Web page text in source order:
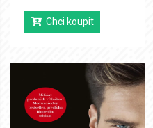
Chci koupit